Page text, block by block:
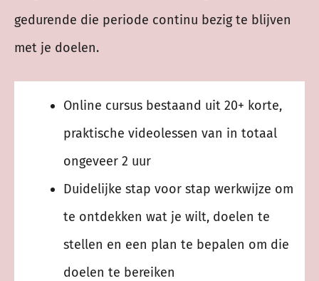
gedurende die periode continu bezig te blijven
met je doelen.
Online cursus bestaand uit 20+ korte,
praktische videolessen van in totaal
ongeveer 2 uur
Duidelijke stap voor stap werkwijze om
te ontdekken wat je wilt, doelen te
stellen en een plan te bepalen om die
doelen te bereiken